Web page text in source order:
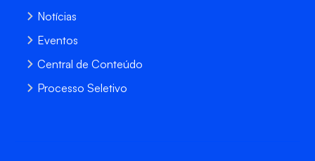
Notícias
Eventos
Central de Conteúdo
Processo Seletivo